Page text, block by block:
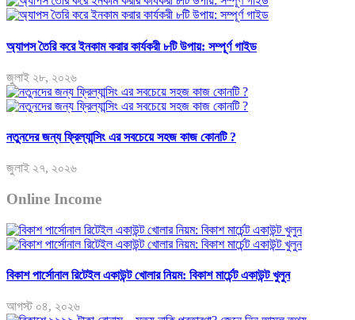
অ্যাপস তৈরি করে ইনকাম করার কার্যকরী ৮টি উপায়: সম্পূর্ণ গাইড
জুলাই ২৮, ২০২৬
নতুনদের জন্য ফ্রিল্যান্সিং এর সবচেয়ে সহজ কাজ কোনটি ?
জুলাই ২৭, ২০২৬
Online Income
বিকাশ পার্সোনাল রিটেইল একাউন্ট খোলার নিয়ম: বিকাশ মার্চেন্ট একাউন্ট খুলুন
আগস্ট ০৪, ২০২৬